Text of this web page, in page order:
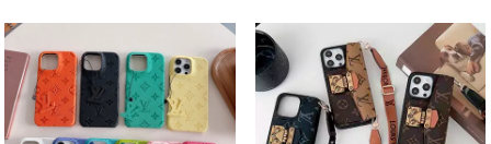
かわいい。おしゃれでシンプ
ル、しかも格安。流行りのデザ
イン